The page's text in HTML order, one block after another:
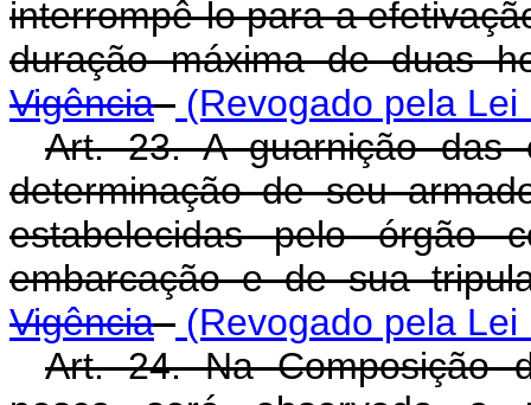
interrompê-lo para a
duração máxima de duas
Vigência
(Revogado pela Lei
Art. 23. A guarnição das
determinação de seu
estabelecidas pelo órgão
embarcação e de sua
Vigência
(Revogado pela Lei
Art. 24. Na Composição